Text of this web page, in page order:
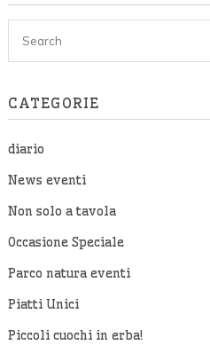
CATEGORIE
diario
News eventi
Non solo a tavola
Occasione Speciale
Parco natura eventi
Piatti Unici
Piccoli cuochi in erba!